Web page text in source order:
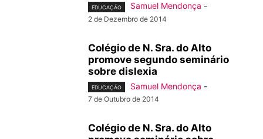
EDUCAÇÃO Samuel Mendonça -
2 de Dezembro de 2014
Colégio de N. Sra. do Alto
promove segundo seminário
sobre dislexia
EDUCAÇÃO Samuel Mendonça -
7 de Outubro de 2014
Colégio de N. Sra. do Alto